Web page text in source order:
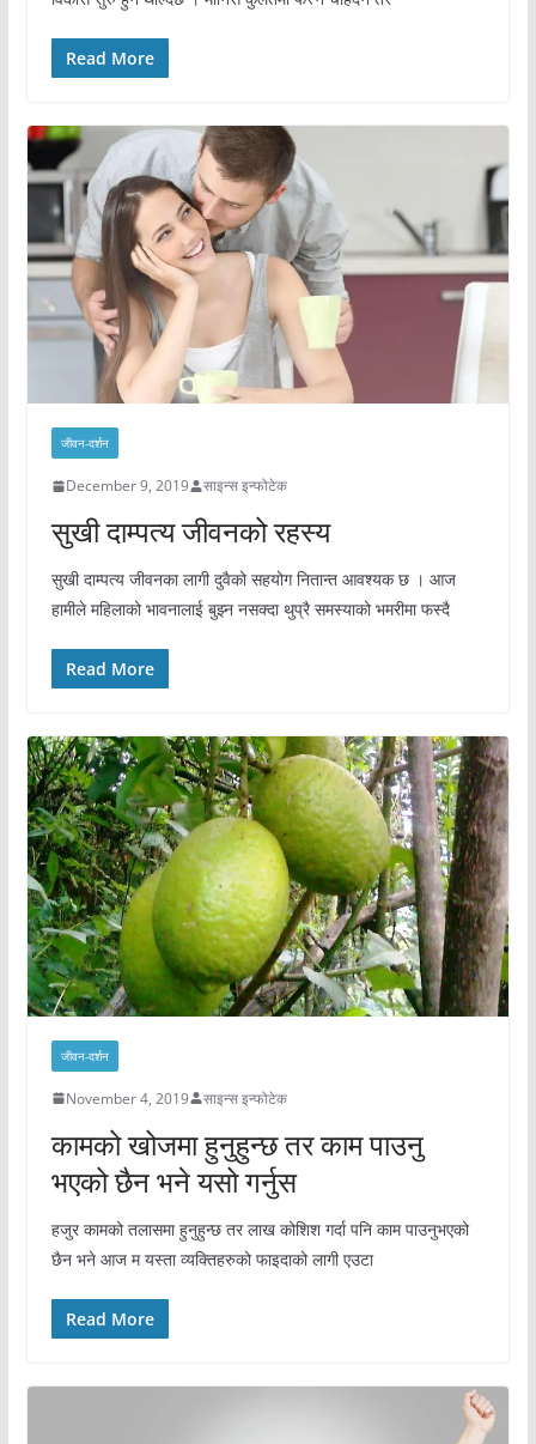
Read More
जीवन-दर्शन
December 9, 2019 साइन्स इन्फोटेक
सुखी दाम्पत्य जीवनको रहस्य
सुखी दाम्पत्य जीवनका लागी दुवैको सहयोग नितान्त आवश्यक छ । आज
हामीले महिलाको भावनालाई बुझ्न नसक्दा थुप्रै समस्याको भमरीमा फस्दै
Read More
जीवन-दर्शन
November 4, 2019 साइन्स इन्फोटेक
कामको खोजमा हुनुहुन्छ तर काम पाउनु
भएको छैन भने यसो गर्नुस
हजुर कामको तलासमा हुनुहुन्छ तर लाख कोशिश गर्दा पनि काम पाउनुभएको
छैन भने आज म यस्ता व्यक्तिहरुको फाइदाको लागी एउटा
Read More